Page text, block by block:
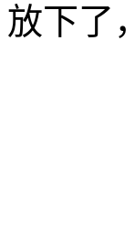
放下了